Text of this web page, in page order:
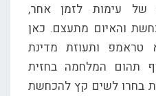
של עימות לזמן אחר,
והאיום מתעצם. כאן
טראמפ ותעוזת מדינת
תהום המלחמה בחזית
בחרו לשים קץ להכחשת